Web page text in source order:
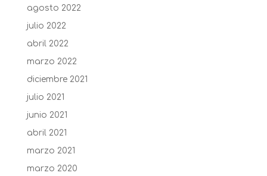
agosto 2022
julio 2022
abril 2022
marzo 2022
diciembre 2021
julio 2021
junio 2021
abril 2021
marzo 2021
marzo 2020